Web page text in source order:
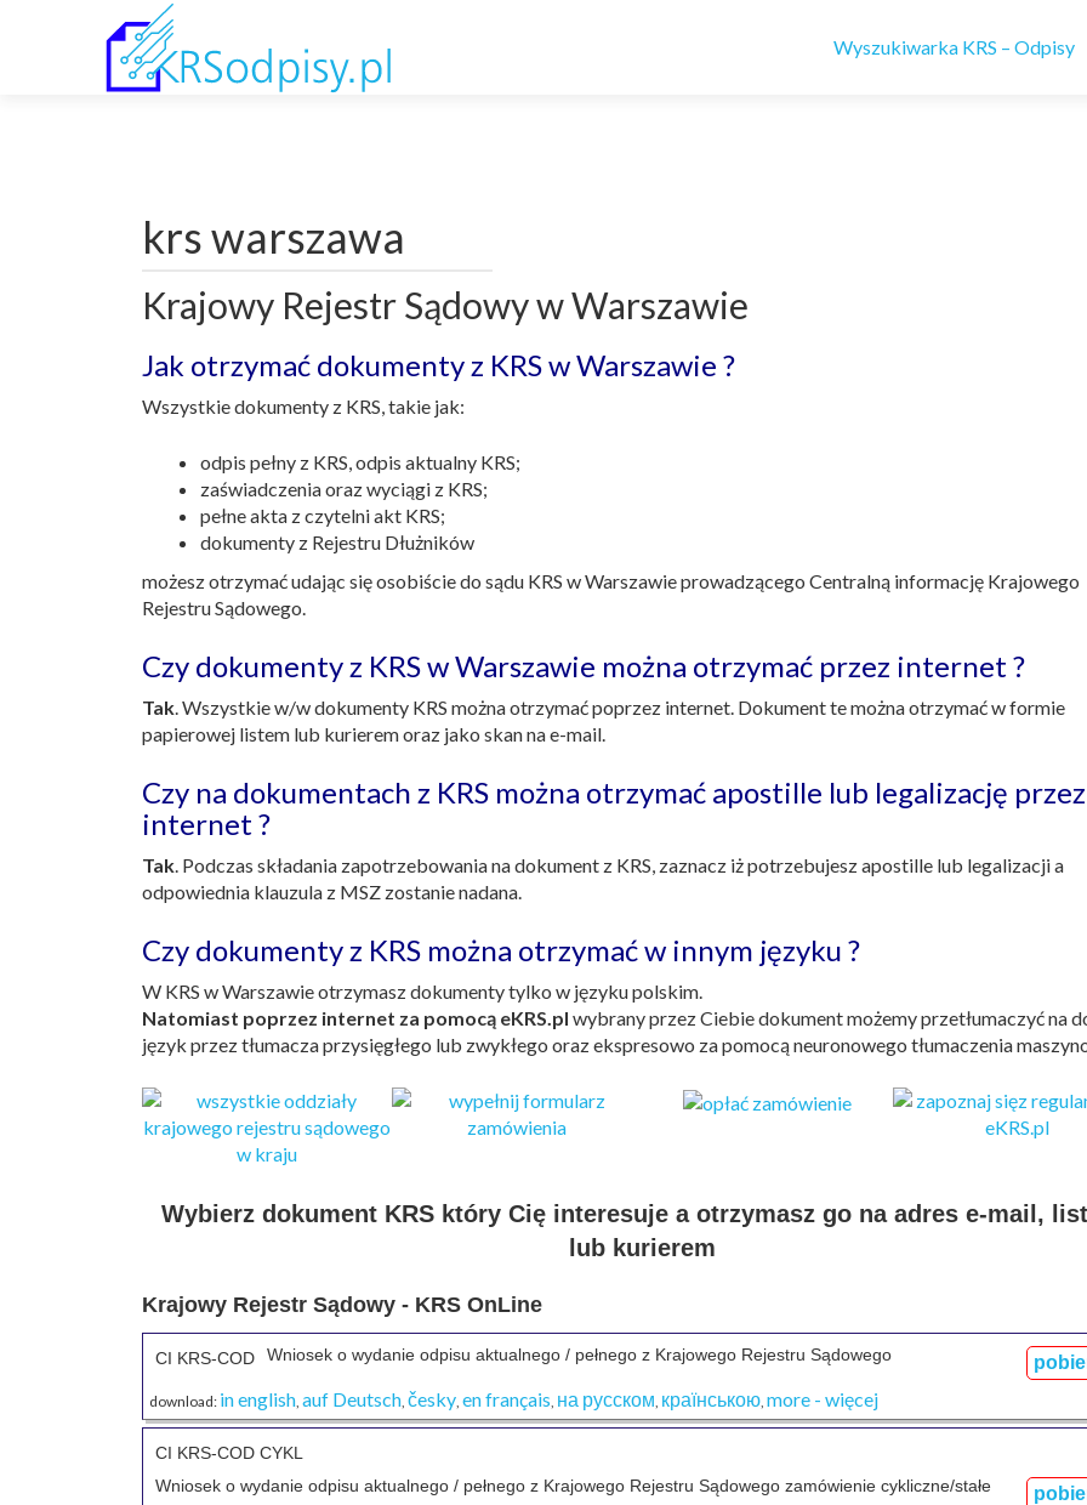
Wyszukiwarka KRS – Odpisy
krs warszawa
Krajowy Rejestr Sądowy w Warszawie
Jak otrzymać dokumenty z KRS w Warszawie ?
Wszystkie dokumenty z KRS, takie jak:
odpis pełny z KRS, odpis aktualny KRS;
zaświadczenia oraz wyciągi z KRS;
pełne akta z czytelni akt KRS;
dokumenty z Rejestru Dłużników
możesz otrzymać udając się osobiście do sądu KRS w Warszawie prowadzącego Centralną informację Krajowego
Rejestru Sądowego.
Czy dokumenty z KRS w Warszawie można otrzymać przez internet ?
Tak. Wszystkie w/w dokumenty KRS można otrzymać poprzez internet. Dokument te można otrzymać w formie
papierowej listem lub kurierem oraz jako skan na e-mail.
Czy na dokumentach z KRS można otrzymać apostille lub legalizację przez
internet ?
Tak. Podczas składania zapotrzebowania na dokument z KRS, zaznacz iż potrzebujesz apostille lub legalizacji a
odpowiednia klauzula z MSZ zostanie nadana.
Czy dokumenty z KRS można otrzymać w innym języku ?
W KRS w Warszawie otrzymasz dokumenty tylko w języku polskim.
Natomiast poprzez internet za pomocą eKRS.pl wybrany przez Ciebie dokument możemy przetłumaczyć na
język przez tłumacza przysięgłego lub zwykłego oraz ekspresowo za pomocą neuronowego tłumaczenia
Wybierz dokument KRS który Cię interesuje a otrzymasz go na adres e-mail,
lub kurierem
Krajowy Rejestr Sądowy - KRS OnLine
CI KRS-COD Wniosek o wydanie odpisu aktualnego / pełnego z Krajowego Rejestru Sądowego
download: in english, auf Deutsch, česky, en français, на русском, країнською, more - więcej
CI KRS-COD CYKL
Wniosek o wydanie odpisu aktualnego / pełnego z Krajowego Rejestru Sądowego zamówienie cykliczne/stałe